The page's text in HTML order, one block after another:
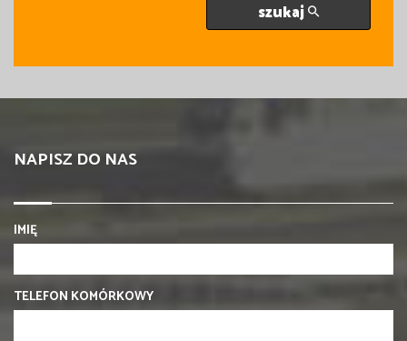
szukaj
NAPISZ DO NAS
IMIĘ
TELEFON KOMÓRKOWY